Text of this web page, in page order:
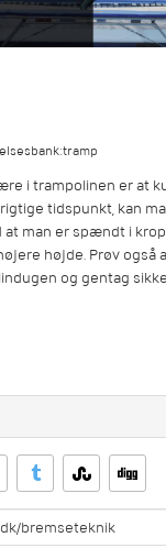
i trampolinen er at
tidspunkt, kan
at man er spændt i
højde. Prøv også
og gentag